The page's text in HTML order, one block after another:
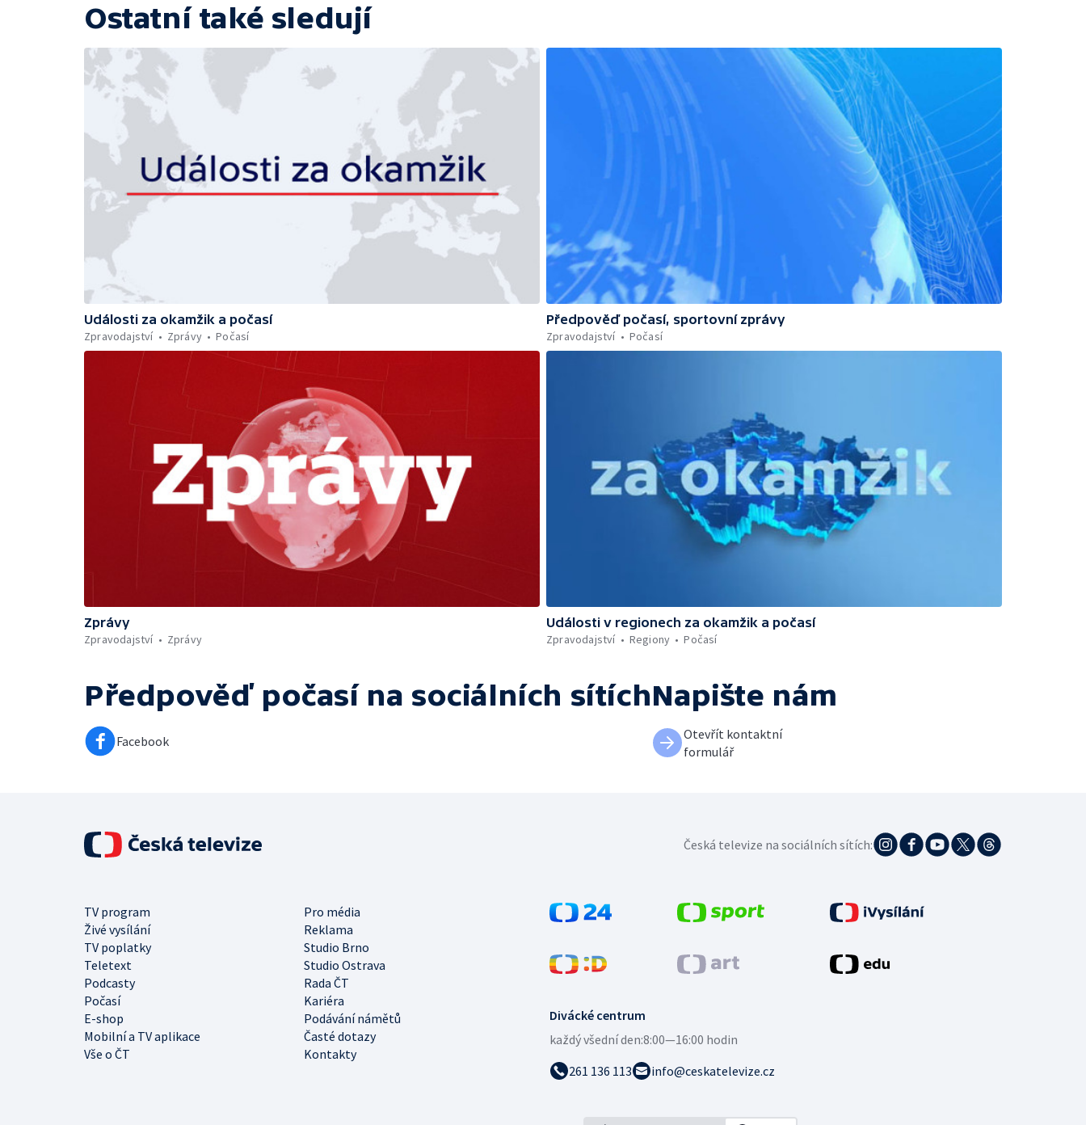
Ostatní také sledují
Události za okamžik a počasí
Zpravodajství
Zprávy Počasí
Předpověď počasí, sportovní zprávy
Zpravodajství
Počasí
Zprávy
Zpravodajství
Zprávy
Události v regionech za okamžik a počasí
Zpravodajství
Regiony Počasí
Předpověď počasí na sociálních sítích
Facebook
Napište nám
Otevřít kontaktní
formulář
Divácké centrum
každý všední den:8:00—16:00 hodin
261 136 113
info@ceskatelevize.cz
TV program
Pro média
Živé vysílání
Reklama
TV poplatky
Studio Brno
Teletext
Studio Ostrava
Podcasty
Rada ČT
Počasí
Kariéra
E-shop
Podávání námětů
Mobilní a TV aplikace
Časté dotazy
Vše o ČT
Kontakty
Česká televize na sociálních sítích: